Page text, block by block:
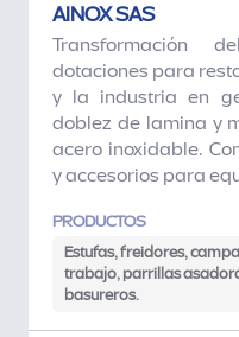
AINOX SAS
Transformación
dotaciones para
y la industria en
doblez de lamina y
acero inoxidable.
y accesorios para
PRODUCTOS
Estufas, freidores,
trabajo, parrillas
basureros.